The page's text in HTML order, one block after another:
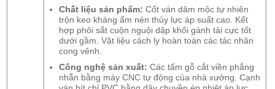
Chất liệu sản phẩm: Cốt ván dăm mộc tự nhiên
trộn keo kháng ẩm nén thủy lực áp suất cao. Kết
hợp phôi sắt cuộn nguội dập khối gánh tải cực tốt
dưới gầm. Vật liệu cách ly hoàn toàn các tác nhân
cong vênh.
Công nghệ sản xuất: Các tấm gỗ cắt viền phẳng
nhẵn bằng máy CNC tự động của nhà xưởng. Cạnh